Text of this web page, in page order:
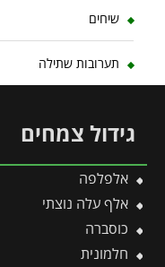
שיחים
תערובות שתילה
גידול צמחים
אלפלפה
אלף עלה נוצתי
כוסברה
חלמונית